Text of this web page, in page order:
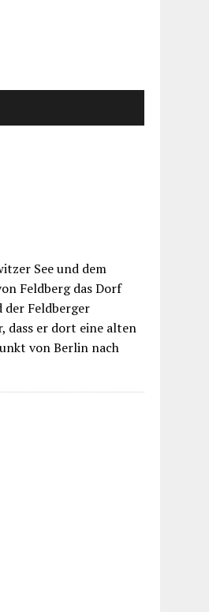
See und dem
Feldberg das Dorf
der Feldberger
dass er dort eine alten
von Berlin nach